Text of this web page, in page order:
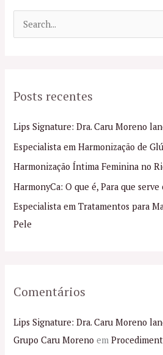
u
s
a
r
p
o
r
Posts recentes
Lips Signature: Dra. Caru Moreno
Especialista em Harmonização de
Harmonização Íntima Feminina no
HarmonyCa: O que é, Para que serve
Especialista em Tratamentos para
Pele
Comentários
Lips Signature: Dra. Caru Moreno
Grupo Caru Moreno em